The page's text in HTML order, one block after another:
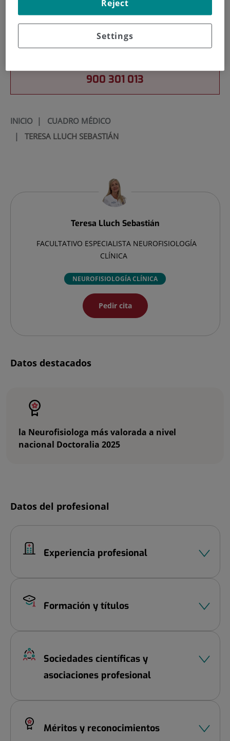
900 301 013
INICIO| CUADRO MÉDICO
| TERESA LLUCH SEBASTIÁN
Teresa Lluch Sebastián
FACULTATIVO ESPECIALISTA NEUROFISIOLOGÍA
CLÍNICA
NEUROFISIOLOGÍA CLÍNICA
Pedir cita
Datos destacados
diapositivas:
la Neurofisiologa más valorada a nivel
nacional Doctoralia 2025
Datos del profesional
Experiencia profesional
Formación y títulos
Sociedades científicas y
asociaciones profesional
Méritos y reconocimientos
Settings
Reject